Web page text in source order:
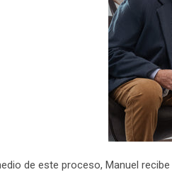
de este proceso, Manuel